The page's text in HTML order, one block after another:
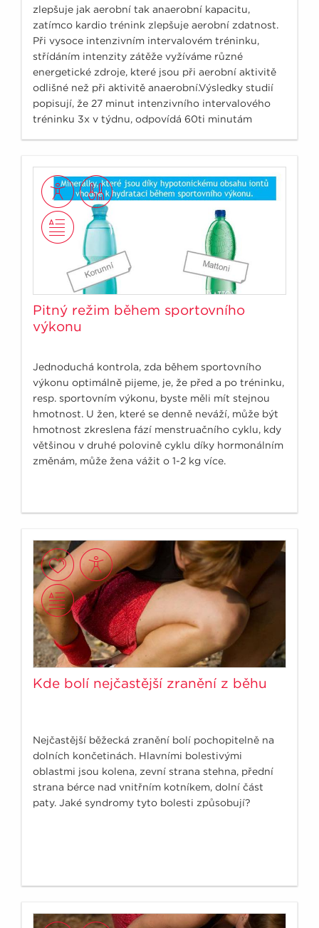
zlepšuje jak aerobní tak anaerobní kapacitu,
zatímco kardio trénink zlepšuje aerobní zdatnost.
Při vysoce intenzivním intervalovém tréninku,
střídáním intenzity zátěže vyžíváme různé
energetické zdroje, které jsou při aerobní aktivitě
odlišné než při aktivitě anaerobní.Výsledky studií
popisují, že 27 minut intenzivního intervalového
tréninku 3x v týdnu, odpovídá 60ti minutám
Pitný režim během sportovního
výkonu
Jednoduchá kontrola, zda během sportovního
výkonu optimálně pijeme, je, že před a po tréninku,
resp. sportovním výkonu, byste měli mít stejnou
hmotnost. U žen, které se denně neváží, může být
hmotnost zkreslena fází menstruačního cyklu, kdy
většinou v druhé polovině cyklu díky hormonálním
změnám, může žena vážit o 1-2 kg více.
Kde bolí nejčastější zranění z běhu
Nejčastější běžecká zranění bolí pochopitelně na
dolních končetinách. Hlavními bolestivými
oblastmi jsou kolena, zevní strana stehna, přední
strana bérce nad vnitřním kotníkem, dolní část
paty. Jaké syndromy tyto bolesti způsobují?